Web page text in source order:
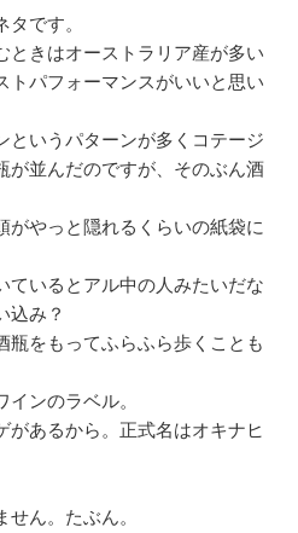
です。
ときはオーストラリア産が多い
トパフォーマンスがいいと思い
というパターンが多くコテージ
が並んだのですが、そのぶん酒
がやっと隠れるくらいの紙袋に
ているとアル中の人みたいだな
込み？
瓶をもってふらふら歩くことも
ンのラベル。
があるから。正式名はオキナヒ
ん。たぶん。